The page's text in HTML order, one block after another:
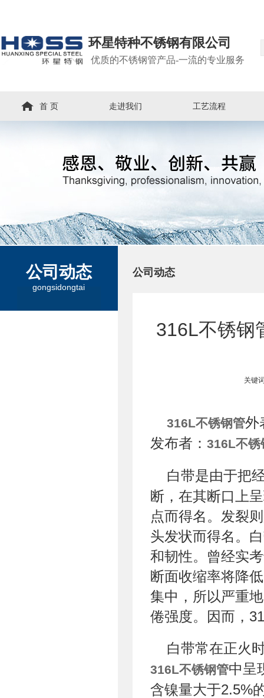
环星特种不锈钢有限公司
优质的不锈钢管产品-一流的专业服务
首 页 走进我们 工艺流程
公司动态
gongsidongtai
公司动态
316L不锈钢
关键
316L不锈钢管外
发布者： 316L不锈
白带是由于把
断，在其断口上
点而得名。发裂
头发状而得名。
和韧性。曾经实
断面收缩率将降
集中，所以严重
倦强度。因而，
白带常在正火
316L不锈钢管中呈
含镍量大于2.5%